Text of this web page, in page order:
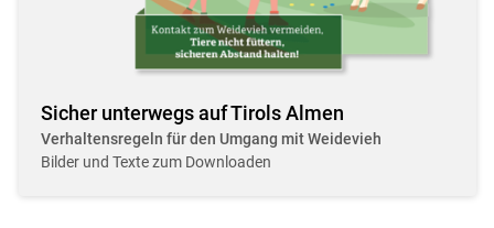
Sicher unterwegs auf Tirols Almen
Verhaltensregeln für den Umgang mit Weidevieh
Bilder und Texte zum Downloaden